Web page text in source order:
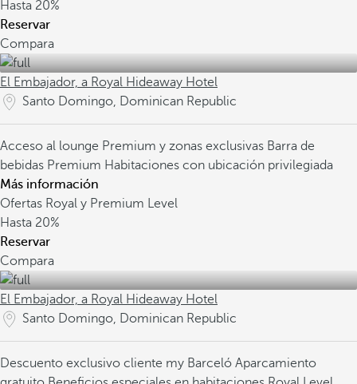
Hasta 20%
Reservar
Compara
El Embajador, a Royal Hideaway Hotel
Santo Domingo, Dominican Republic
Acceso al lounge Premium y zonas exclusivas Barra de
bebidas Premium Habitaciones con ubicación privilegiada
Más información
Ofertas Royal y Premium Level
Hasta 20%
Reservar
Compara
El Embajador, a Royal Hideaway Hotel
Santo Domingo, Dominican Republic
Descuento exclusivo cliente my Barceló Aparcamiento